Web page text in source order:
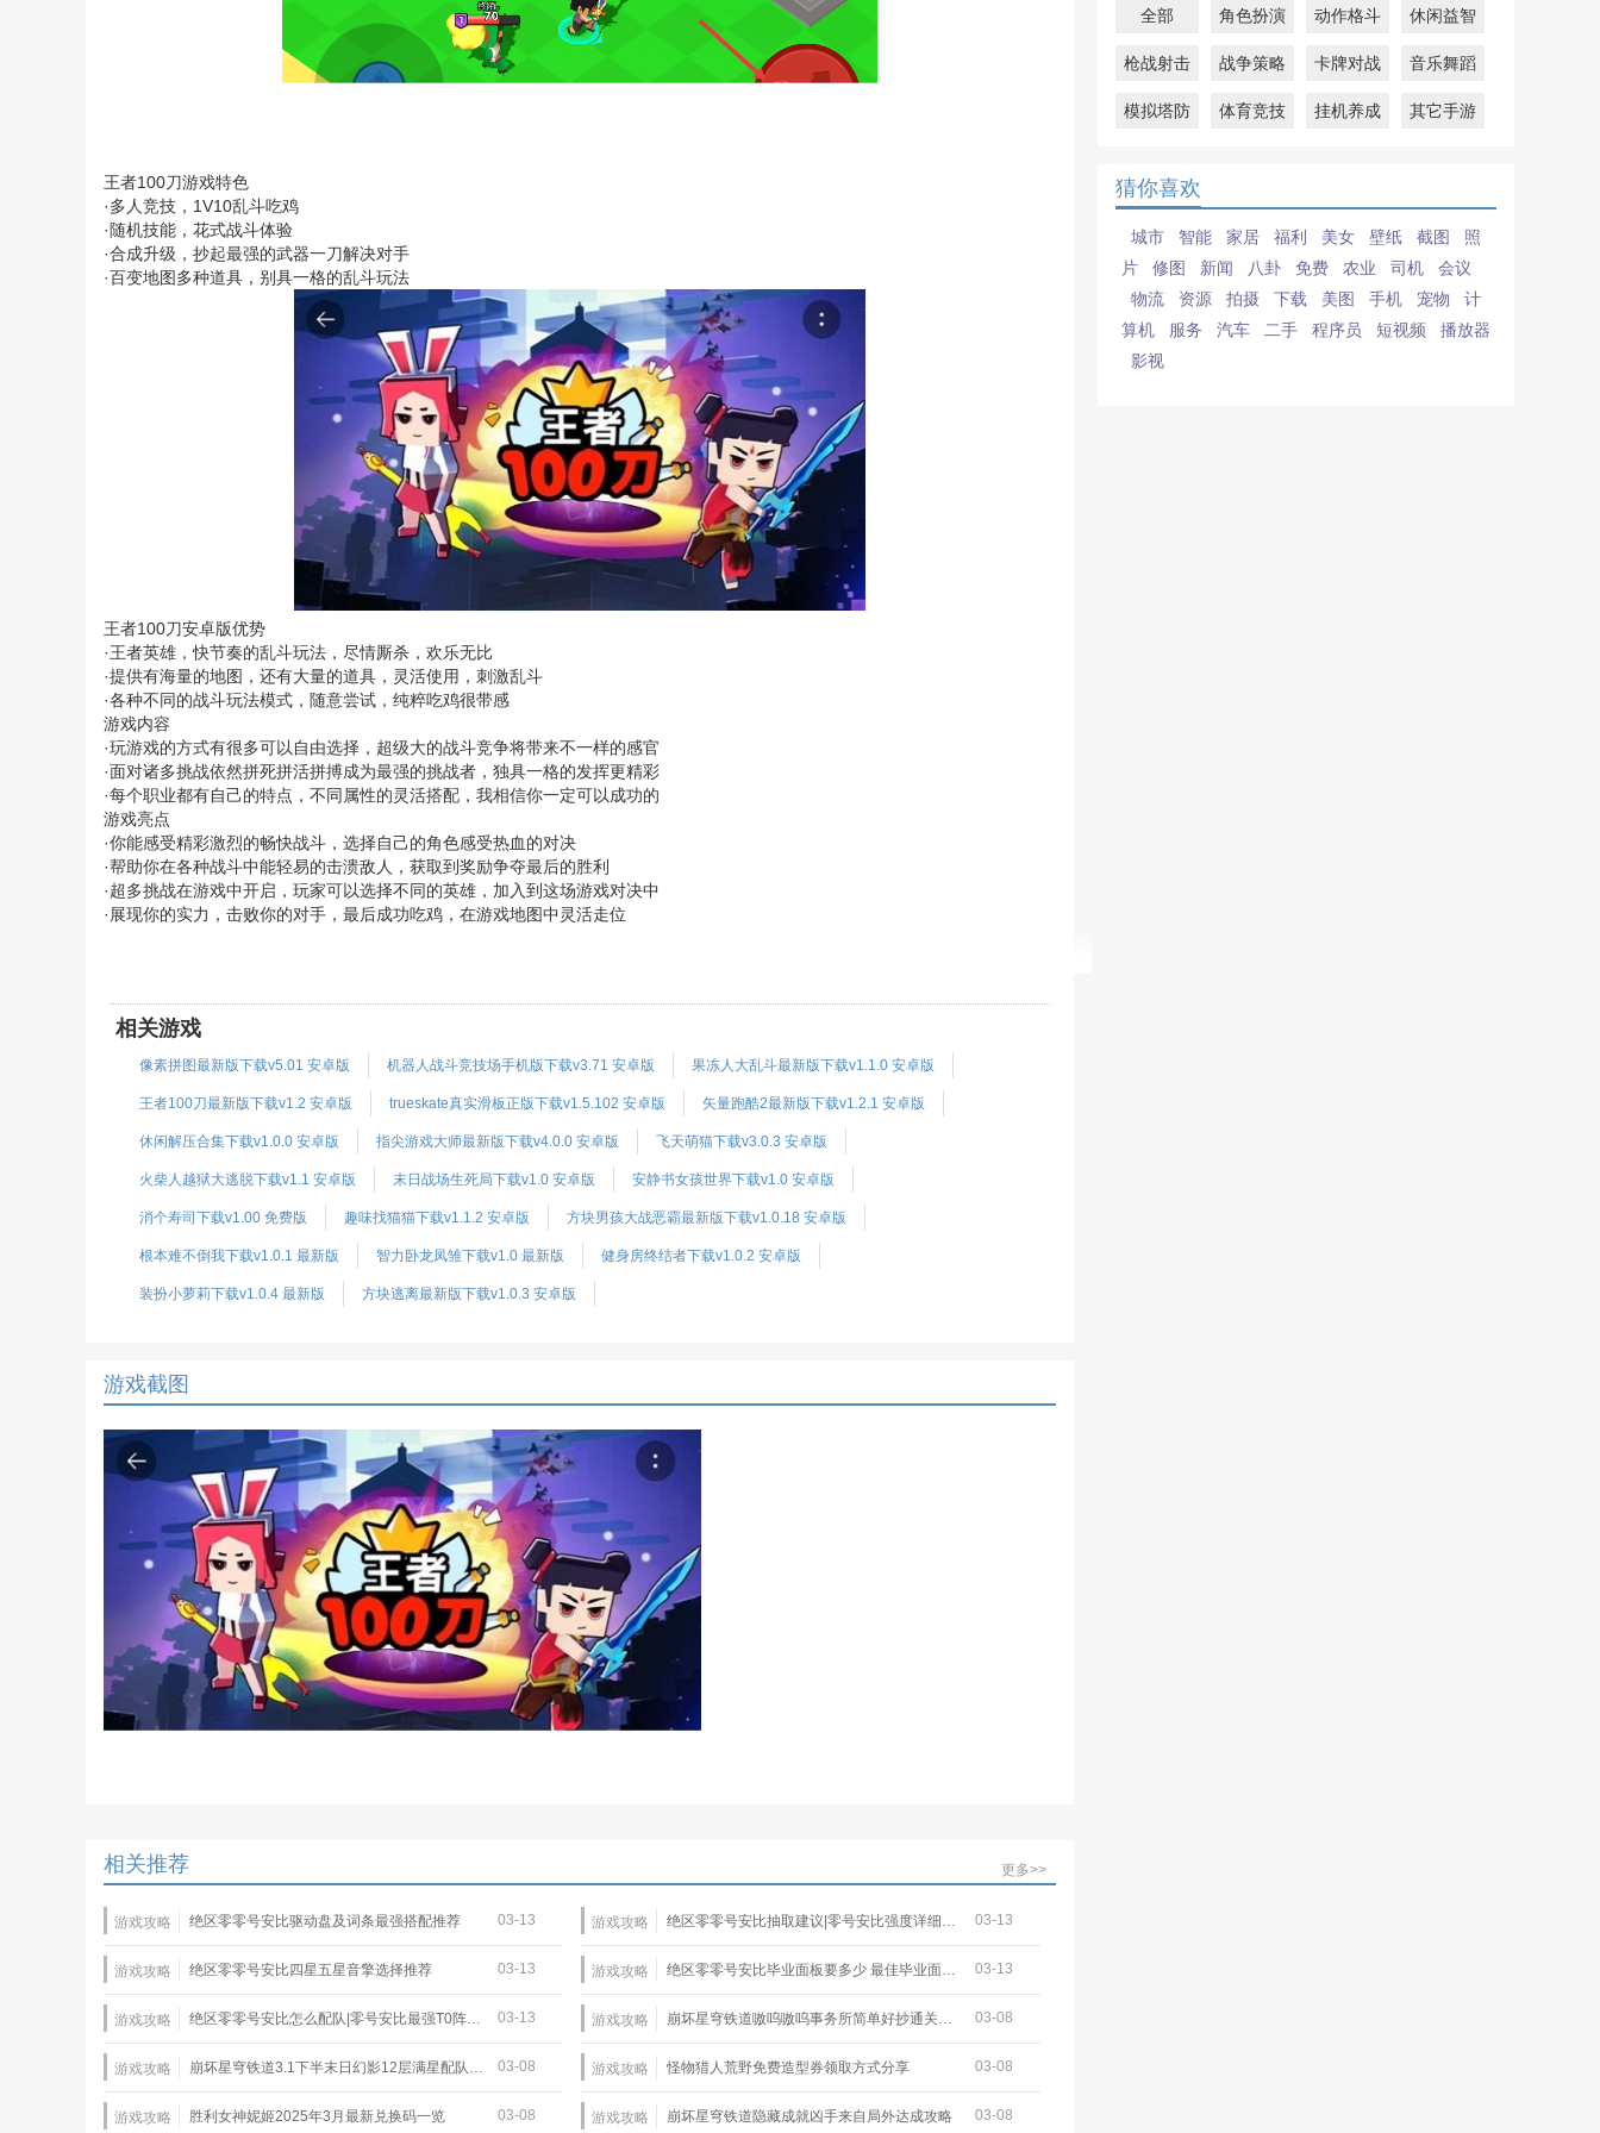
王者100刀游戏特色
·多人竞技，1V10乱斗吃鸡
·随机技能，花式战斗体验
·合成升级，抄起最强的武器一刀解决对手
·百变地图多种道具，别具一格的乱斗玩法
王者100刀安卓版优势
·王者英雄，快节奏的乱斗玩法，尽情厮杀，欢乐无比
·提供有海量的地图，还有大量的道具，灵活使用，刺激乱斗
·各种不同的战斗玩法模式，随意尝试，纯粹吃鸡很带感
游戏内容
·玩游戏的方式有很多可以自由选择，超级大的战斗竞争将带来不一样的感官
·面对诸多挑战依然拼死拼活拼搏成为最强的挑战者，独具一格的发挥更精彩
·每个职业都有自己的特点，不同属性的灵活搭配，我相信你一定可以成功的
游戏亮点
·你能感受精彩激烈的畅快战斗，选择自己的角色感受热血的对决
·帮助你在各种战斗中能轻易的击溃敌人，获取到奖励争夺最后的胜利
·超多挑战在游戏中开启，玩家可以选择不同的英雄，加入到这场游戏对决中
·展现你的实力，击败你的对手，最后成功吃鸡，在游戏地图中灵活走位
相关游戏
像素拼图最新版下载v5.01 安卓版 机器人战斗竞技场手机版下载v3.71 安卓版 果冻人大乱斗最新版下载v1.1.0 安卓版
王者100刀最新版下载v1.2 安卓版 trueskate真实滑板正版下载v1.5.102 安卓版 矢量跑酷2最新版下载v1.2.1 安卓版
休闲解压合集下载v1.0.0 安卓版 指尖游戏大师最新版下载v4.0.0 安卓版 飞天萌猫下载v3.0.3 安卓版
火柴人越狱大逃脱下载v1.1 安卓版 末日战场生死局下载v1.0 安卓版 安静书女孩世界下载v1.0 安卓版
消个寿司下载v1.00 免费版 趣味找猫猫下载v1.1.2 安卓版 方块男孩大战恶霸最新版下载v1.0.18 安卓版
根本难不倒我下载v1.0.1 最新版 智力卧龙凤雏下载v1.0 最新版 健身房终结者下载v1.0.2 安卓版
装扮小萝莉下载v1.0.4 最新版 方块逃离最新版下载v1.0.3 安卓版
游戏截图
相关推荐 更多>>
游戏攻略 绝区零零号安比驱动盘及词条最强搭配推荐 03-13 游戏攻略 绝区零零号安比抽取建议|零号安比强度详细介绍 03-13
游戏攻略 绝区零零号安比四星五星音擎选择推荐 03-13 游戏攻略 绝区零零号安比毕业面板要多少 最佳毕业面板一览 03-13
游戏攻略 绝区零零号安比怎么配队|零号安比最强T0阵容推荐 03-13 游戏攻略 崩坏星穹铁道嗷呜嗷呜事务所简单好抄通关攻略 03-08
游戏攻略 崩坏星穹铁道3.1下半末日幻影12层满星配队推荐 03-08 游戏攻略 怪物猎人荒野免费造型券领取方式分享 03-08
游戏攻略 胜利女神妮姬2025年3月最新兑换码一览 03-08 游戏攻略 崩坏星穹铁道隐藏成就凶手来自局外达成攻略 03-08
全部 角色扮演 动作格斗 休闲益智
枪战射击 战争策略 卡牌对战 音乐舞蹈
模拟塔防 体育竞技 挂机养成 其它手游
猜你喜欢
城市 智能 家居 福利 美女 壁纸 截图
照
片
修图 新闻 八卦 免费 农业 司机
会议
物流
资源 拍摄 下载 美图 手机 宠物
计
算机
服务 汽车 二手 程序员 短视频
播放器
影视